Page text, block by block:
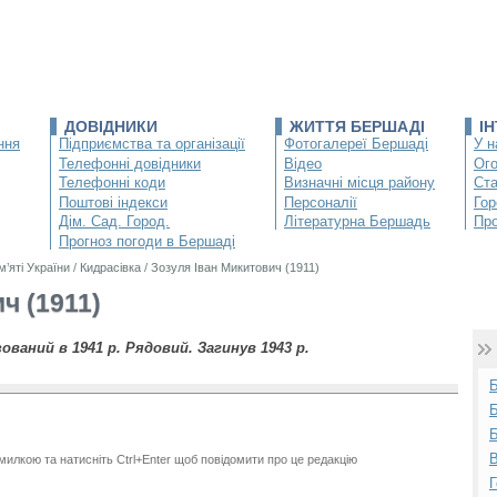
ДОВІДНИКИ
Підприємства та організації
Телефонні довідники
Телефонні коди
Поштові індекси
Дім. Сад. Город.
Прогноз погоди в Бершаді
ЖИТТЯ БЕРШАДІ
Фотогалереї Бершаді
Відео
Визначні місця району
Персоналії
Літературна Бершадь
У
України / Кидрасівка / Зозуля Іван Микитович (1911)
(1911)
в 1941 р. Рядовий. Загинув 1943 р.
та натисніть Ctrl+Enter щоб повідомити про це редакцію